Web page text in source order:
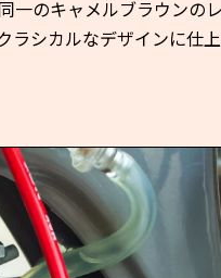
一のキャメルブラウンの
ラシカルなデザインに仕